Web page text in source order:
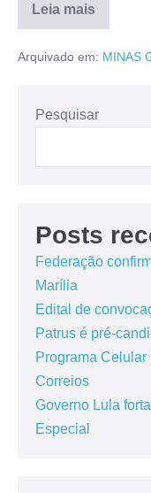
Leia mais
Arquivado em: MINAS
Pesquisar
Posts
Federação
Marília
Edital de
Patrus é pré-
Programa
Correios
Governo Lula
Especial